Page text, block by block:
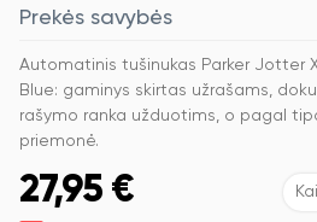
Prekės savybės
Automatinis tušinukas Parker Jotter
Blue: gaminys skirtas užrašams,
rašymo ranka užduotims, o pagal
priemonė.
27,95 €